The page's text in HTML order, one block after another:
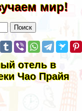
мир!
отель в
Чао Прайя